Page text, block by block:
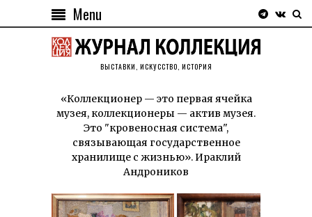
Menu
ВЫСТАВКИ, ИСКУССТВО, ИСТОРИЯ
«Коллекционер — это первая ячейка
музея, коллекционеры — актив музея.
Это "кровеносная система",
связывающая государственное
хранилище с жизнью». Ираклий
Андроников